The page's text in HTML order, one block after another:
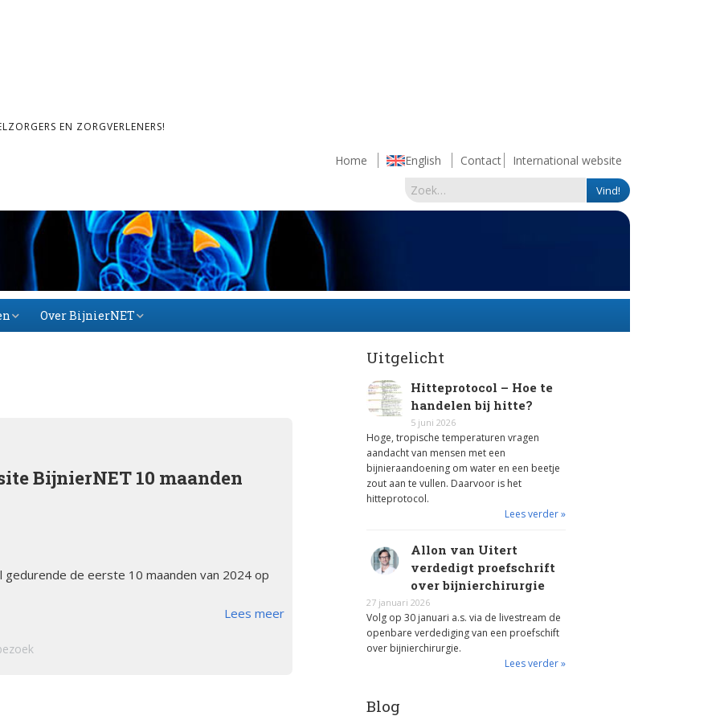
EN ZORGVERLENERS!
Home English Contact International website
Arbeid en
Over BijnierNET
Fondsen en sponsoren
BijnierNET 10 maanden
de eerste 10 maanden van 2024 op
Lees meer
Uitgelicht
Hitteprotocol – Hoe te
handelen bij hitte?
5 juni 2026
Hoge, tropische temperaturen vragen
aandacht van mensen met een
bijnieraandoening om water en een beetje
zout aan te vullen. Daarvoor is het
hitteprotocol.
Lees verder »
Allon van Uitert
verdedigt proefschrift
over bijnierchirurgie
27 januari 2026
Volg op 30 januari a.s. via de livestream de
openbare verdediging van een proefschift
over bijnierchirurgie.
Lees verder »
Blog